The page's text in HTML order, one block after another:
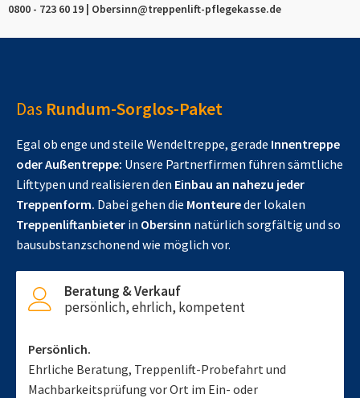
0800 - 723 60 19 | Obersinn@treppenlift-pflegekasse.de
Das Rundum-Sorglos-Paket
Egal ob enge und steile Wendeltreppe, gerade Innentreppe
oder Außentreppe: Unsere Partnerfirmen führen sämtliche
Lifttypen und realisieren den Einbau an nahezu jeder
Treppenform. Dabei gehen die Monteureder lokalen
Treppenliftanbieter in Obersinn natürlich sorgfältig und so
bausubstanzschonend wie möglich vor.
Beratung & Verkauf
persönlich, ehrlich, kompetent
Persönlich.
Ehrliche Beratung, Treppenlift-Probefahrt und
Machbarkeitsprüfung vor Ort im Ein- oder